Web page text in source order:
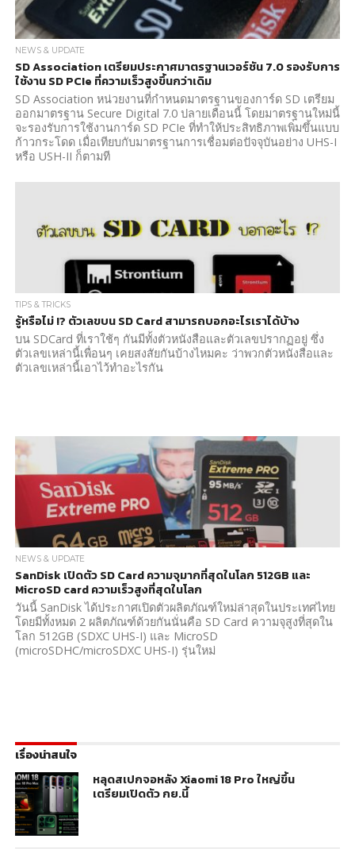
NEWS & UPDATE
SD Association เตรียมประกาศมาตรฐานเวอร์ชัน 7.0 รองรับการ
ใช้งาน SD PCIe ที่ความเร็วสูงขึ้นกว่าเดิม
SD Association หน่วยงานที่กำหนดมาตรฐานของการ์ด SD เตรียม
ออกมาตรฐาน Secure Digital 7.0 ปลายเดือนนี้ โดยมาตรฐานใหม่นี้
จะรองรับการใช้งานการ์ด SD PCIe ที่ทำให้ประสิทธิภาพเพิ่มขึ้นแบบ
ก้าวกระโดด เมื่อเทียบกับมาตรฐานการเชื่อมต่อปัจจุบันอย่าง UHS-I
หรือ USH-II ก็ตามที
TIPS & TRICKS
รู้หรือไม่ !? ตัวเลขบน SD Card สามารถบอกอะไรเราได้บ้าง
บน SDCard ที่เราใช้ๆ กันมีทั้งตัวหนังสือและตัวเลขปรากฏอยู่ ซึ่ง
ตัวเลขเหล่านี้เพื่อนๆ เคยสงสัยกันบ้างไหมคะ ว่าพวกตัวหนังสือและ
ตัวเลขเหล่านี้เอาไว้ทำอะไรกัน
NEWS & UPDATE
SanDisk เปิดตัว SD Card ความจุมากที่สุดในโลก 512GB และ
MicroSD card ความเร็วสูงที่สุดในโลก
วันนี้ SanDisk ได้ประกาศเปิดตัวผลิตภัณฑ์ใหม่ล่าสุดในประเทศไทย
โดยมีทั้งหมด 2 ผลิตภัณฑ์ด้วยกันนั่นคือ SD Card ความจุสูงที่สุดใน
โลก 512GB (SDXC UHS-I) และ MicroSD
(microSDHC/microSDXC UHS-I) รุ่นใหม่
เรื่องน่าสนใจ
หลุดสเปกจอหลัง Xiaomi 18 Pro ใหญ่ขึ้น
เตรียมเปิดตัว กย.นี้